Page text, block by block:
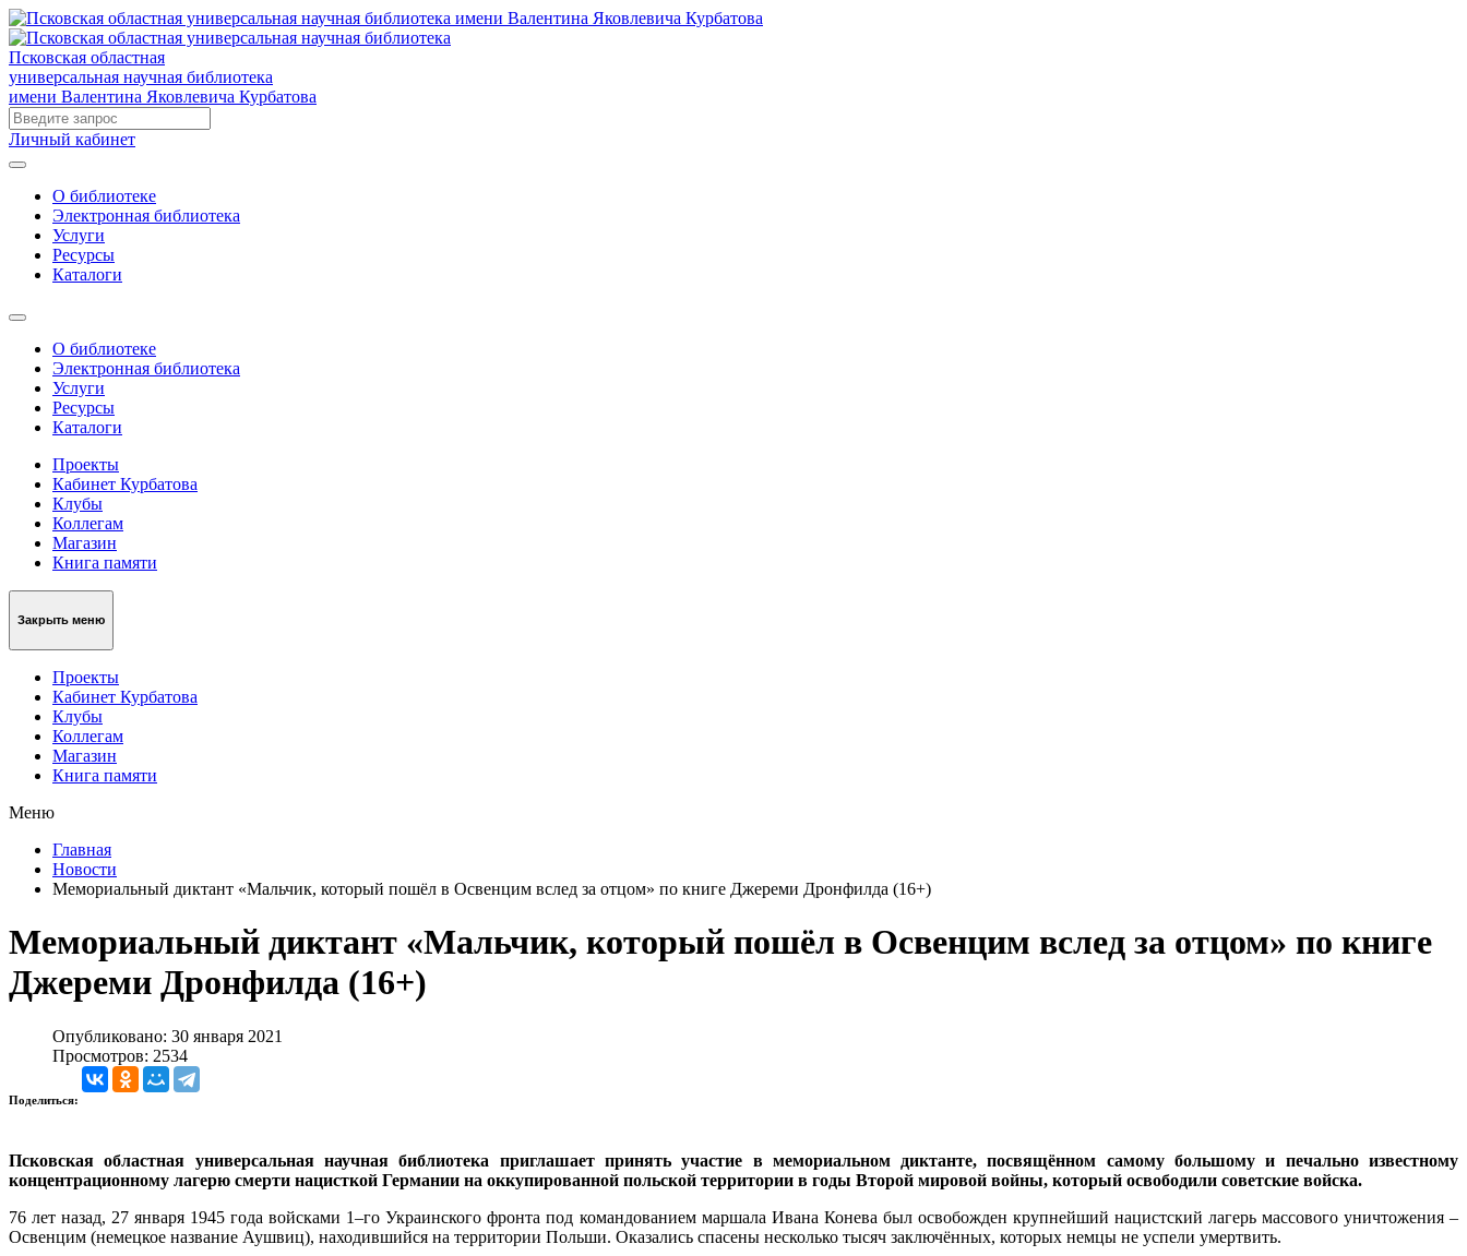
Псковская областная
универсальная научная библиотека
имени Валентина Яковлевича Курбатова
Личный кабинет
О библиотеке
Электронная библиотека
Услуги
Ресурсы
Каталоги
О библиотеке
Электронная библиотека
Услуги
Ресурсы
Каталоги
Проекты
Кабинет Курбатова
Клубы
Коллегам
Магазин
Книга памяти
Закрыть меню
Проекты
Кабинет Курбатова
Клубы
Коллегам
Магазин
Книга памяти
Меню
Главная
Новости
Мемориальный диктант «Мальчик, который пошёл в Освенцим вслед за отцом» по книге Джереми Дронфилда (16+)
Мемориальный диктант «Мальчик, который пошёл в Освенцим вслед за отцом» по книге
Джереми Дронфилда (16+)
Опубликовано: 30 января 2021
Просмотров: 2534
Поделиться:
Псковская областная универсальная научная библиотека приглашает принять участие в мемориальном диктанте, посвящённом самому большому и печально известному
концентрационному лагерю смерти нацисткой Германии на оккупированной польской территории в годы Второй мировой войны, который освободили советские войска.
76 лет назад, 27 января 1945 года войсками 1–го Украинского фронта под командованием маршала Ивана Конева был освобожден крупнейший нацистский лагерь массового уничтожения –
Освенцим (немецкое название Аушвиц), находившийся на территории Польши. Оказались спасены несколько тысяч заключённых, которых немцы не успели умертвить.